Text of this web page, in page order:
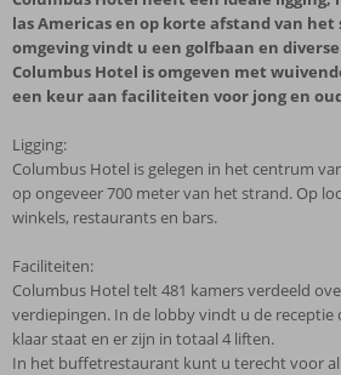
las Americas en op korte afstand van
omgeving vindt u een golfbaan en
Columbus Hotel is omgeven met
een keur aan faciliteiten voor jong en
Ligging:
Columbus Hotel is gelegen in het centrum
op ongeveer 700 meter van het strand. Op
winkels, restaurants en bars.
Faciliteiten:
Columbus Hotel telt 481 kamers verdeeld
verdiepingen. In de lobby vindt u de receptie
klaar staat en er zijn in totaal 4 liften.
In het buffetrestaurant kunt u terecht voor al